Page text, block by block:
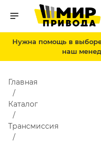
Нужна помощь в выборе
наш
Главная
Каталог
Трансмиссия